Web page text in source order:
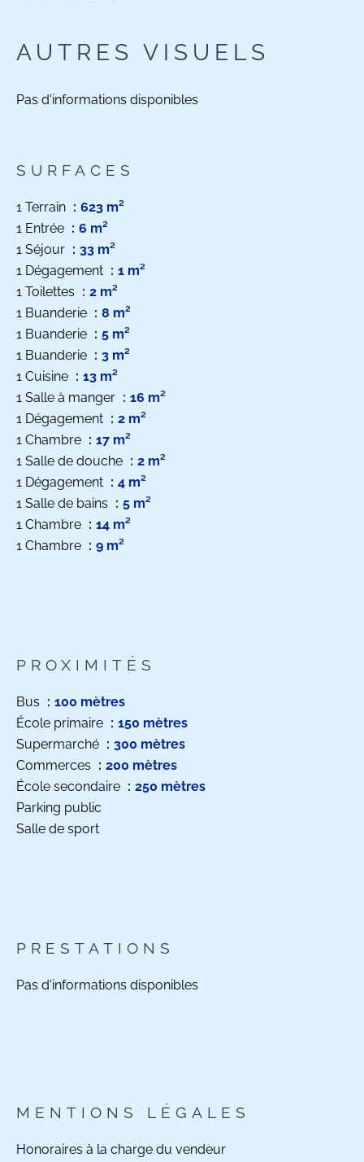
AUTRES VISUELS
Pas d'informations disponibles
SURFACES
1 Terrain
623 m²
1 Entrée
6 m²
1 Séjour
33 m²
1 Dégagement
1 m²
1 Toilettes
2 m²
1 Buanderie
8 m²
1 Buanderie
5 m²
1 Buanderie
3 m²
1 Cuisine
13 m²
1 Salle à manger
16 m²
1 Dégagement
2 m²
1 Chambre
17 m²
1 Salle de douche
2 m²
1 Dégagement
4 m²
1 Salle de bains
5 m²
1 Chambre
14 m²
1 Chambre
9 m²
PROXIMITÉS
Bus
100 mètres
École primaire
150 mètres
Supermarché
300 mètres
Commerces
200 mètres
École secondaire
250 mètres
Parking public
Salle de sport
PRESTATIONS
Pas d'informations disponibles
MENTIONS LÉGALES
Honoraires à la charge du vendeur